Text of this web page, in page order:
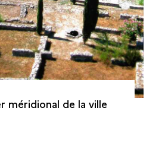
méridional de la ville